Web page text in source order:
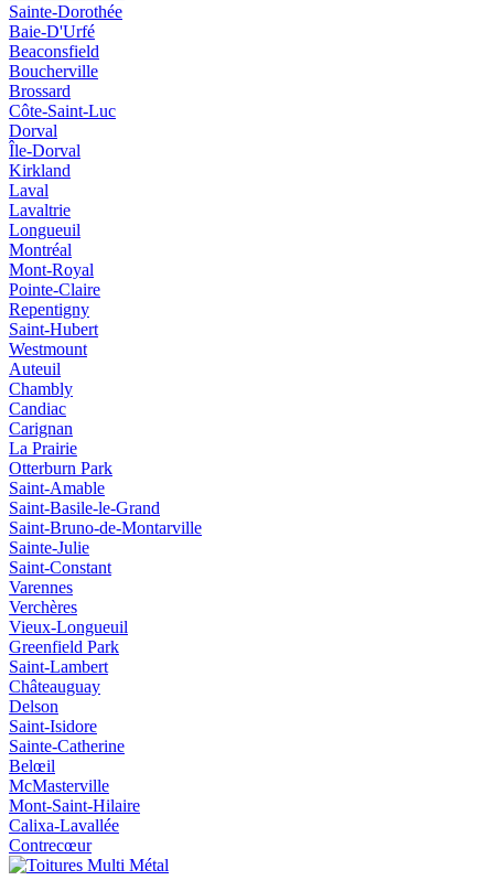
Sainte-Dorothée
Baie-D'Urfé
Beaconsfield
Boucherville
Brossard
Côte-Saint-Luc
Dorval
Île-Dorval
Kirkland
Laval
Lavaltrie
Longueuil
Montréal
Mont-Royal
Pointe-Claire
Repentigny
Saint-Hubert
Westmount
Auteuil
Chambly
Candiac
Carignan
La Prairie
Otterburn Park
Saint-Amable
Saint-Basile-le-Grand
Saint-Bruno-de-Montarville
Sainte-Julie
Saint-Constant
Varennes
Verchères
Vieux‑Longueuil
Greenfield Park
Saint‑Lambert
Châteauguay
Delson
Saint‑Isidore
Sainte‑Catherine
Belœil
McMasterville
Mont‑Saint‑Hilaire
Calixa‑Lavallée
Contrecœur